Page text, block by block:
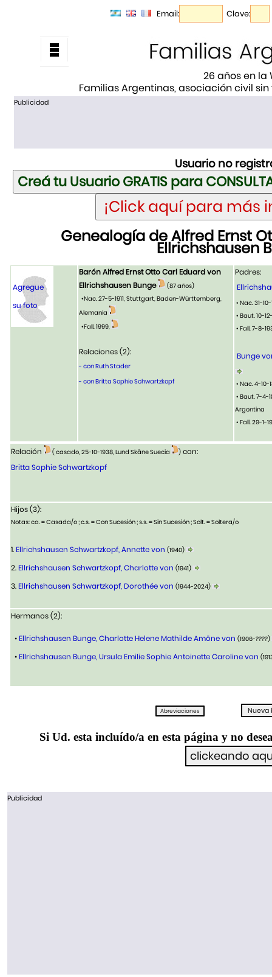
Email: Clave:
26 años en la
Familias Argentinas, asociación civil
Publicidad
Usuario no
Genealogía de Alfred Ernst
Ellrichshausen
Agregue
su foto
Barón Alfred Ernst Otto Carl Eduard von
Ellrichshausen Bunge
(87 años)
•Nac. 27-5-1911, Stuttgart, Baden-Württemberg,
Alemania
•Fall. 1999,
Relaciones (2):
- con Ruth Stader
- con Britta Sophie Schwartzkopf
Padres:
• Nac. 31-
• Baut. 10-
• Fall. 7-8-
Bunge
• Nac. 4-
• Baut. 7-4-
Argentina
• Fall. 29-1-
Relación ( casado, 25-10-1938, Lund Skåne Suecia ) con:
Britta Sophie Schwartzkopf
Hijos (3):
Notas: ca. = Casada/o ; c.s. = Con Sucesión ; s.s. = Sin Sucesión ; Solt. = Soltera/o
1.Ellrichshausen Schwartzkopf, Annette von (1940)
2.Ellrichshausen Schwartzkopf, Charlotte von (1941)
3.Ellrichshausen Schwartzkopf, Dorothée von (1944-2024)
Hermanos (2):
•Ellrichshausen Bunge, Charlotte Helene Mathilde Amöne von (1906-????)
•Ellrichshausen Bunge, Ursula Emilie Sophie Antoinette Caroline von
Si Ud. esta incluído/a en esta página y no
Publicidad